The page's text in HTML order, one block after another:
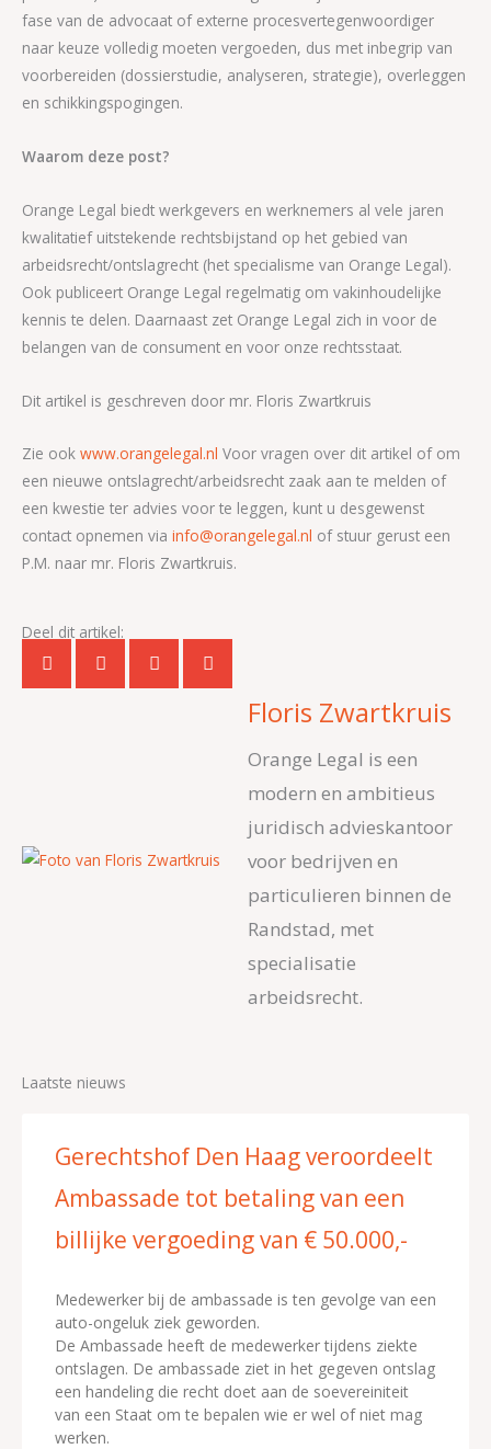
fase van de advocaat of externe procesvertegenwoordiger
naar keuze volledig moeten vergoeden, dus met inbegrip van
voorbereiden (dossierstudie, analyseren, strategie), overleggen
en schikkingspogingen.
Waarom deze post?
Orange Legal biedt werkgevers en werknemers al vele jaren
kwalitatief uitstekende rechtsbijstand op het gebied van
arbeidsrecht/ontslagrecht (het specialisme van Orange Legal).
Ook publiceert Orange Legal regelmatig om vakinhoudelijke
kennis te delen. Daarnaast zet Orange Legal zich in voor de
belangen van de consument en voor onze rechtsstaat.
Dit artikel is geschreven door mr. Floris Zwartkruis
Zie ook www.orangelegal.nl Voor vragen over dit artikel of om
een nieuwe ontslagrecht/arbeidsrecht zaak aan te melden of
een kwestie ter advies voor te leggen, kunt u desgewenst
contact opnemen via info@orangelegal.nl of stuur gerust een
P.M. naar mr. Floris Zwartkruis.
Deel dit artikel:
Floris Zwartkruis
Orange Legal is een
modern en ambitieus
juridisch advieskantoor
voor bedrijven en
particulieren binnen de
Randstad, met
specialisatie
arbeidsrecht.
Laatste nieuws
Gerechtshof Den Haag veroordeelt
Ambassade tot betaling van een
billijke vergoeding van € 50.000,-
Medewerker bij de ambassade is ten gevolge van een
auto-ongeluk ziek geworden.
De Ambassade heeft de medewerker tijdens ziekte
ontslagen. De ambassade ziet in het gegeven ontslag
een handeling die recht doet aan de soevereiniteit
van een Staat om te bepalen wie er wel of niet mag
werken.